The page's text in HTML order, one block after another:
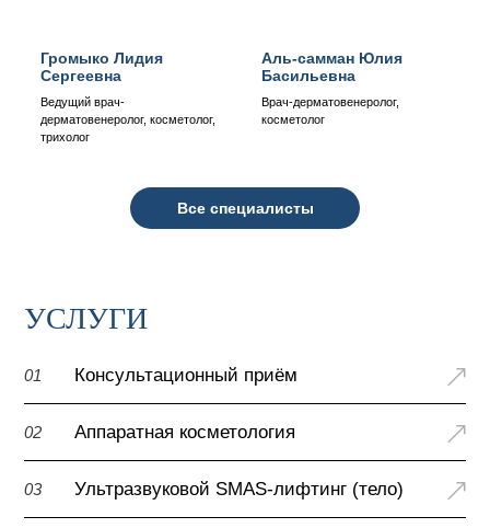
Громыко Лидия
Сергеевна
Ведущий врач-
дерматовенеролог, косметолог,
трихолог
Аль-самман Юлия
Басильевна
Врач-дерматовенеролог,
косметолог
Все специалисты
УСЛУГИ
01 Консультационный приём
02 Аппаратная косметология
03 Ультразвуковой SMAS-лифтинг (тело)